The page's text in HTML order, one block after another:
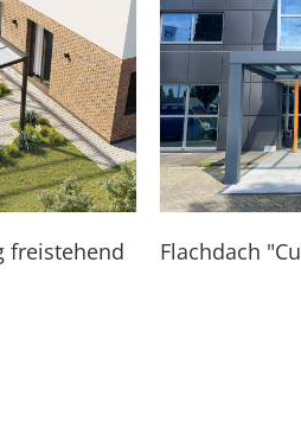
freistehend Flachdach